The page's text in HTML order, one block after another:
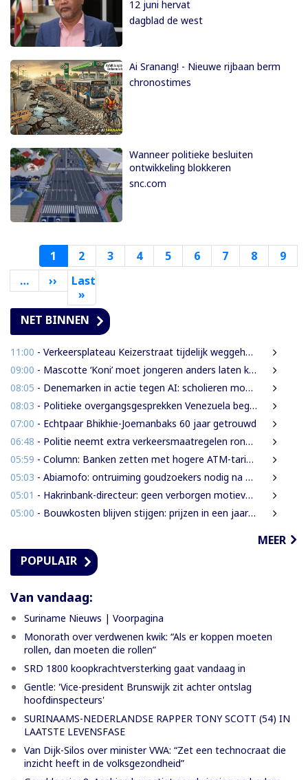
12 juni hervat
dagblad de west
Ai Sranang! - Nieuwe rijbaan berm
chronostimes
Wanneer politieke besluiten
ontwikkeling blokkeren
snc.com
1 2 3 4 5 6 7 8
9
…
›› Volgende
pagina
Last
»
pagina
NET BINNEN
11:00 - Verkeersplateau Keizerstraat tijdelijk weggehaald vanwege chaos rond Domineestraat
09:00 - Mascotte ‘Koni’ moet jongeren anders laten kijken naar Surinaamse houtsector
08:05 - Denemarken in actie tegen AI: scholieren moeten extra mondelinge examens doen
08:03 - Politieke overgangsgesprekken Venezuela beginnen zonder Machado
07:00 - Echtpaar Bhikhie-Joemanbaks 60 jaar getrouwd
06:48 - Politie neemt extra verkeersmaatregelen rond afgesloten Domineestraat
05:59 - Column: Banken zetten met hogere ATM-tarieven digitale economie op achterstand
05:03 - Abiamofo: ontruiming goudzoekers nodig na dodelijke risico’s in Moeroekreek en 21 Bergi
05:01 - Hakrinbank-directeur: geen verborgen motieven bij verkoop DSB-belang
05:00 - Bouwkosten blijven stijgen: prijzen in een jaar tijd gemiddeld 7,3% hoger
MEER
POPULAIR
Van vandaag:
Suriname Nieuws | Voorpagina
Monorath over verdwenen kwik: “Als er koppen moeten
rollen, dan moeten die rollen”
SRD 1800 koopkrachtversterking gaat vandaag in
Gentle: 'Vice-president Brunswijk zit achter ontslag
hoofdinspecteurs'
SURINAAMS-NEDERLANDSE RAPPER TONY SCOTT (54) IN
LAATSTE LEVENSFASE
Van Dijk-Silos over minister VWA: “Zet een technocraat die
inzicht heeft in de volksgezondheid”